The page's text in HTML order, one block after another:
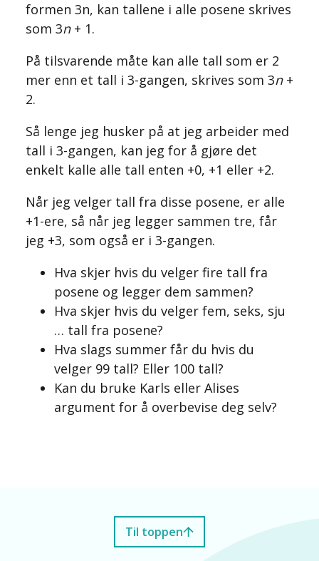
formen 3n, kan tallene i alle posene skrives
som 3n+ 1.
På tilsvarende måte kan alle tall som er 2
mer enn et tall i 3-gangen, skrives som 3n+
2.
Så lenge jeg husker på at jeg arbeider med
tall i 3-gangen, kan jeg for å gjøre det
enkelt kalle alle tall enten +0, +1 eller +2.
Når jeg velger tall fra disse posene, er alle
+1-ere, så når jeg legger sammen tre, får
jeg +3, som også er i 3-gangen.
Hva skjer hvis du velger fire tall fra
posene og legger dem sammen?
Hva skjer hvis du velger fem, seks, sju
… tall fra posene?
Hva slags summer får du hvis du
velger 99 tall? Eller 100 tall?
Kan du bruke Karls eller Alises
argument for å overbevise deg selv?
Til toppen